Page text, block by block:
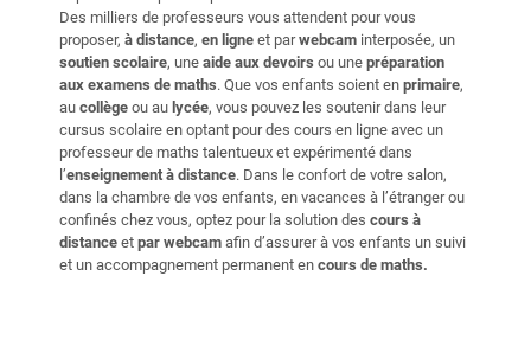
Des milliers de professeurs vous attendent pour vous
proposer, à distance, en ligne et parwebcam interposée, un
soutien scolaire, une aide aux devoirs ou une préparation
aux examens de maths. Que vos enfants soient en primaire,
au collège ou au lycée, vous pouvez les soutenir dans leur
cursus scolaire en optant pour des cours en ligne avec un
professeur de maths talentueux et expérimenté dans
l’enseignement à distance. Dans le confort de votre salon,
dans la chambre de vos enfants, en vacances à l’étranger ou
confinés chez vous, optez pour la solution des cours à
distance et par webcam afin d’assurer à vos enfants un suivi
et un accompagnement permanent en cours de maths.